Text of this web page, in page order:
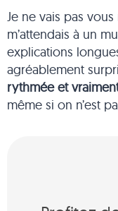
Je ne vais pas vous
m’attendais à un
explications
agréablement
rythmée et
même si on n’est